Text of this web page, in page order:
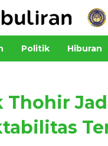
Politik Hiburan